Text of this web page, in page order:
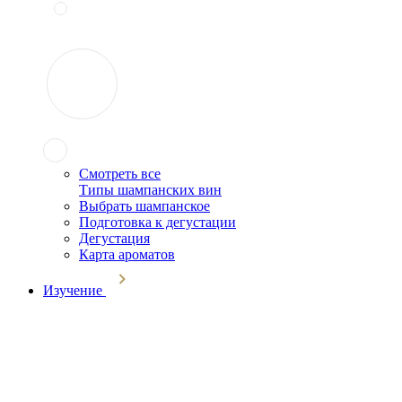
Смотреть все
Типы шампанских вин
Выбрать шампанское
Подготовка к дегустации
Дегустация
Карта ароматов
Изучение